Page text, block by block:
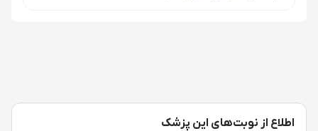
اطلاع از نوبت‌های این پزشک